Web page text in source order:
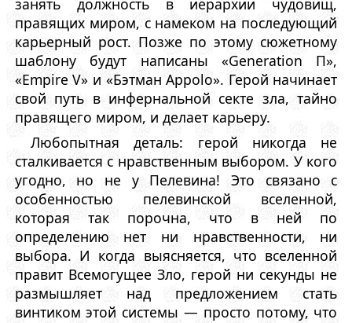
правящих миром, с намеком на последующий
карьерный рост. Позже по этому сюжетному
шаблону будут написаны «Generation П»,
«Empire V» и «Бэтман Appolo». Герой начинает
свой путь в инфернальной секте зла, тайно
правящего миром, и делает карьеру.
Любопытная деталь: герой никогда не
сталкивается с нравственным выбором. У кого
угодно, но не у Пелевина! Это связано с
особенностью пелевинской вселенной,
которая так порочна, что в ней по
определению нет ни нравственности, ни
выбора. И когда выясняется, что вселенной
правит Всемогущее Зло, герой ни секунды не
размышляет над предложением стать
винтиком этой системы — просто потому, что